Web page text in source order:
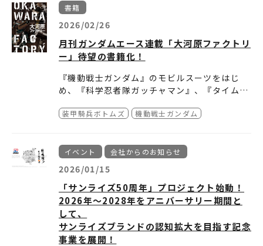
会場：HB Gallery
東京都渋谷区神宮前4-5-4
原宿エノモトビル1F（地下鉄表参道駅 A2出
口）
TEL. 03-5474-2325
書籍
2026/02/26
月刊ガンダムエース連載「大河原ファクトリ
ー」待望の書籍化！
『機動戦士ガンダム』のモビルスーツをはじ
め、『科学忍者隊ガッチャマン』、『タイムボ
多くのメカデザインを担当してきた大河原邦男
本が2026年3月2日に発売となる。”絵を描くよ
りも、機械をいじっていたい”と語る大河原氏
が自身の工房（ファクトリー）で制作した造形
物の数々を紹介、分解できる全パーツなど、そ
のどれもに“遊び心”にあふれている。また、安
彦良和氏をはじめとする多くのレジェンドクリ
エイターたちとのクロストークや、生まれ育っ
た地元・東京都稲城市でのイベントの様子、書
2510000610/
価格（税抜）：2,700円
サイズ：B5版
発売日：2026年3月2日（月）
仕様：単行本
発売元：KADOKAWA
販売元：KADOKAWA
また3月8日（日）には、ところざわサクラタウ
ンにて「大河原ファクトリー書籍刊行記念 スペ
シャルトークショー」も開催される。ゲストに
イベント詳細：
装甲騎兵ボトムズ 機動戦士ガンダム
イベント 会社からのお知らせ
2026/01/15
「サンライズ50周年」プロジェクト始動！
2026年～2028年をアニバーサリー期間と
して、
サンライズブランドの認知拡大を目指す記念
事業を展開！